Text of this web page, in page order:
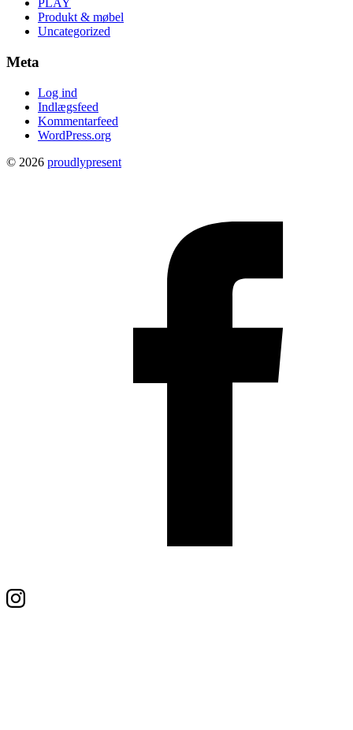
PLAY
Produkt & møbel
Uncategorized
Meta
Log ind
Indlægsfeed
Kommentarfeed
WordPress.org
© 2026 proudlypresent